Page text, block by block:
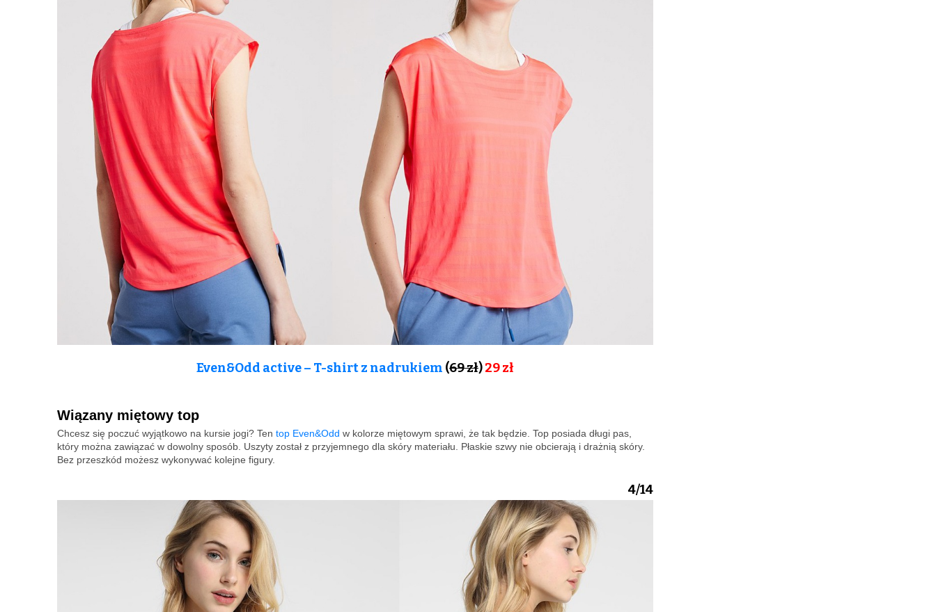
Even&Odd active – T-shirt z nadrukiem (69 zł)29 zł
Wiązany miętowy top
Chcesz się poczuć wyjątkowo na kursie jogi? Ten top Even&Odd w kolorze miętowym sprawi, że tak będzie. Top posiada długi pas,
który można zawiązać w dowolny sposób. Uszyty został z przyjemnego dla skóry materiału. Płaskie szwy nie obcierają i drażnią skóry.
Bez przeszkód możesz wykonywać kolejne figury.
4/14